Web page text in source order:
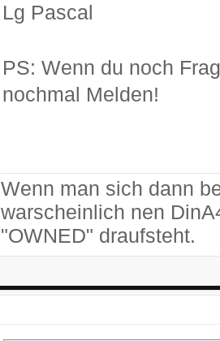
Lg Pascal
PS: Wenn du noch
nochmal Melden!
Wenn man sich dann
warscheinlich nen
"OWNED" draufsteht.